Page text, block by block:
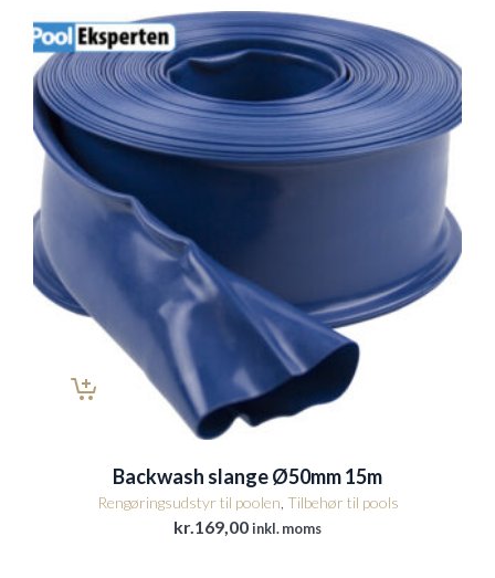
Backwash slange Ø50mm 15m
Rengøringsudstyr til poolen Tilbehør til pools
kr. 169,00inkl. moms